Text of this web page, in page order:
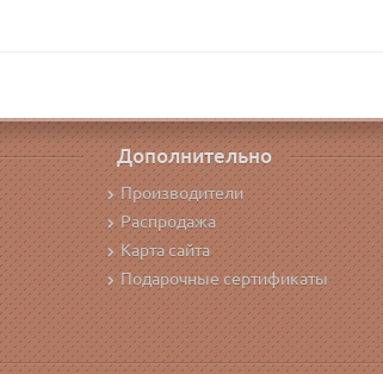
Дополнительно
Производители
Распродажа
Карта сайта
Подарочные сертификаты